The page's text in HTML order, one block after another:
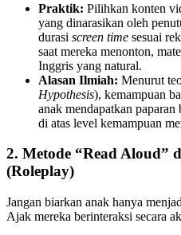
Praktik: Pilihkan konten
yang dinarasikan oleh
durasi screen time sesuai
saat mereka menonton,
Inggris yang natural.
Alasan Ilmiah: Menurut
Hypothesis), kemampuan
anak mendapatkan
di atas level kemampuan
2. Metode “Read Aloud”
(Roleplay)
Jangan biarkan anak hanya
Ajak mereka berinteraksi secara